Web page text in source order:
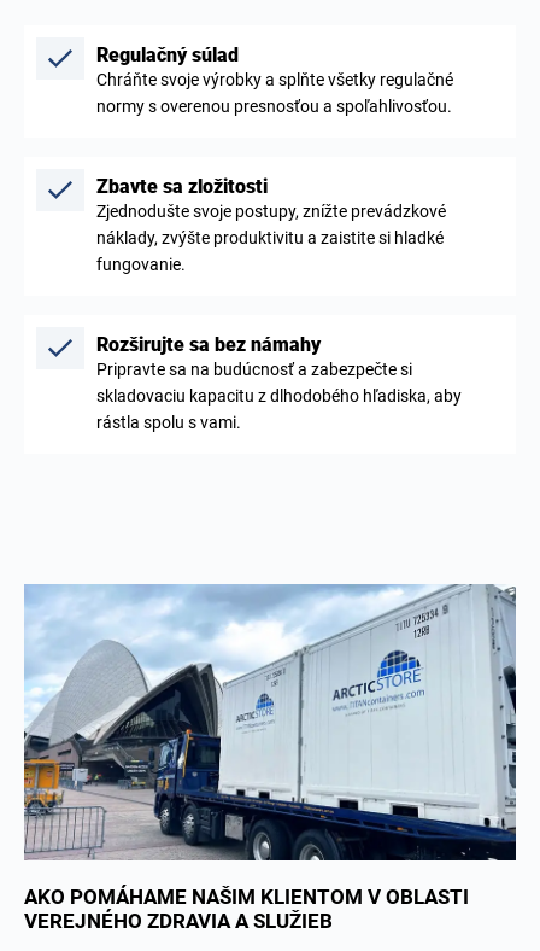
Regulačný súlad
Chráňte svoje výrobky a splňte všetky regulačné
normy s overenou presnosťou a spoľahlivosťou.
Zbavte sa zložitosti
Zjednodušte svoje postupy, znížte prevádzkové
náklady, zvýšte produktivitu a zaistite si hladké
fungovanie.
Rozširujte sa bez námahy
Pripravte sa na budúcnosť a zabezpečte si
skladovaciu kapacitu z dlhodobého hľadiska, aby
rástla spolu s vami.
AKO POMÁHAME NAŠIM KLIENTOM V OBLASTI
VEREJNÉHO ZDRAVIA A SLUŽIEB